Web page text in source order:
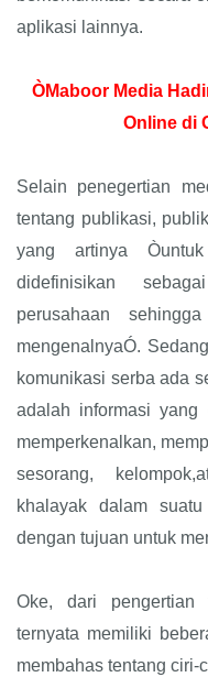
aplikasi lainnya.
ÒMaboor Media
Online di
Selain penegertian
tentang publikasi,
yang artinya
didefinisikan
perusahaan
mengenalnyaÓ.
komunikasi serba ada
adalah informasi yang
memperkenalkan,
sesorang,
khalayak dalam
dengan tujuan untuk
Oke, dari pengertian
ternyata memiliki
membahas tentang ciri-